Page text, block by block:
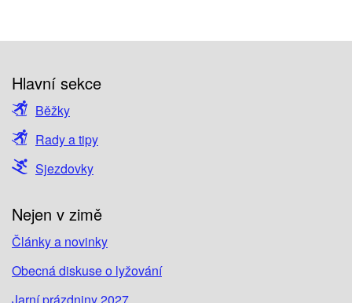
Hlavní sekce
Běžky
Rady a tipy
Sjezdovky
Nejen v zimě
Články a novinky
Obecná diskuse o lyžování